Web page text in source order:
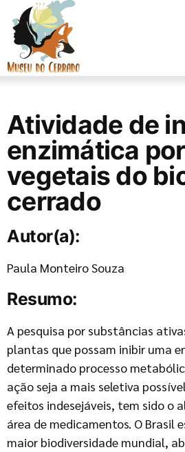
Atividade de
enzimática
vegetais do
cerrado
Autor(a):
Paula Monteiro Souza
Resumo:
A pesquisa por substâncias
plantas que possam inibir uma
determinado processo
ação seja a mais seletiva
efeitos indesejáveis, tem sido o
área de medicamentos. O Brasil
maior biodiversidade mundial,